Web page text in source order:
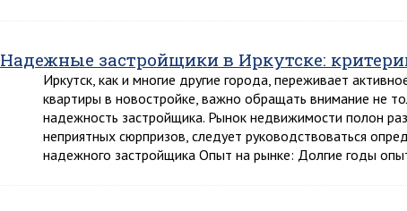
Надежные застройщики в Иркутске:
Иркутск, как и многие другие города, переживает
квартиры в новостройке, важно обращать внимание не
надежность застройщика. Рынок недвижимости полон
неприятных сюрпризов, следует руководствоваться
надежного застройщика Опыт на рынке: Долгие годы